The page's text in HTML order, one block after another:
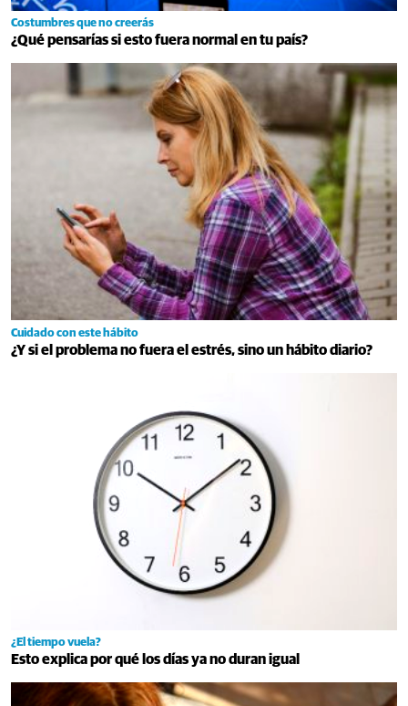
Costumbres que no creerás
¿Qué pensarías si esto fuera normal en tu país?
Cuidado con este hábito
¿Y si el problema no fuera el estrés, sino un hábito diario?
¿El tiempo vuela?
Esto explica por qué los días ya no duran igual